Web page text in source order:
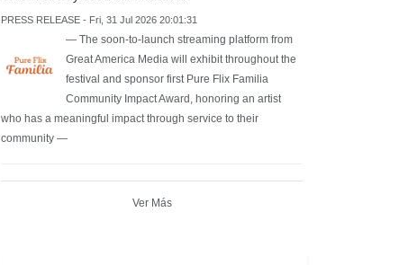
PRESS RELEASE - Fri, 31 Jul 2026 20:01:31
— The soon-to-launch streaming platform from
Great America Media will exhibit throughout the
festival and sponsor first Pure Flix Familia
Community Impact Award, honoring an artist
who has a meaningful impact through service to their
community —
Ver Más